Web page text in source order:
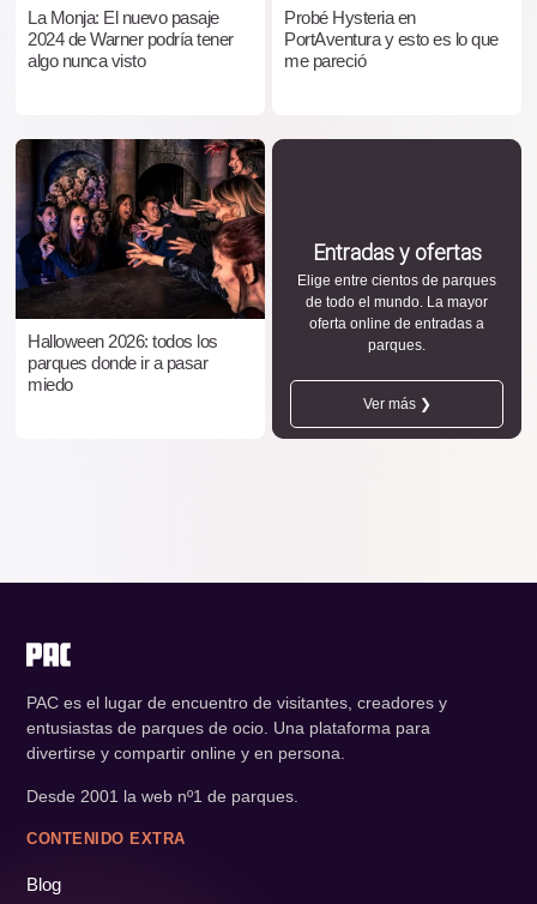
La Monja: El nuevo pasaje
2024 de Warner podría tener
algo nunca visto
Probé Hysteria en
PortAventura y esto es lo que
me pareció
Halloween 2026: todos los
parques donde ir a pasar
miedo
Entradas y ofertas
Elige entre cientos de parques
de todo el mundo. La mayor
oferta online de entradas a
parques.
Ver más ❯
PAC es el lugar de encuentro de visitantes, creadores y
entusiastas de parques de ocio. Una plataforma para
divertirse y compartir online y en persona.
Desde 2001 la web nº1 de parques.
CONTENIDO EXTRA
Blog